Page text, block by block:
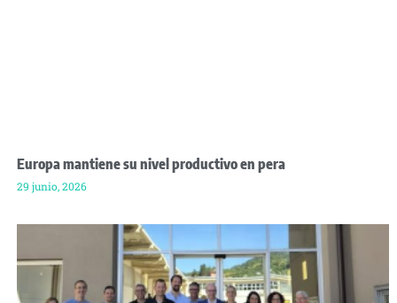
Europa mantiene su nivel productivo en pera
29 junio, 2026